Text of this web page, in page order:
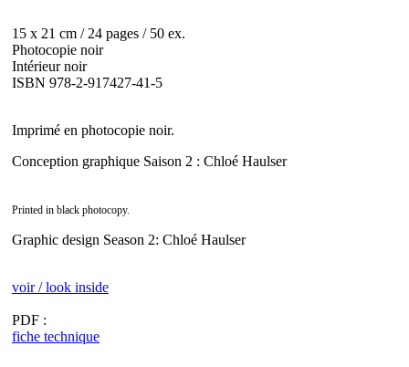
15 x 21 cm / 24 pages / 50 ex.
Photocopie noir
Intérieur noir
ISBN 978-2-917427-41-5
Imprimé en photocopie noir.
Conception graphique Saison 2 : Chloé Haulser
Printed in black photocopy.
Graphic design Season 2: Chloé Haulser
voir / look inside
PDF :
fiche technique